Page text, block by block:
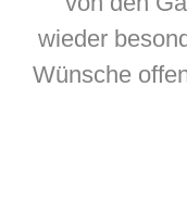
wieder
Wünsche